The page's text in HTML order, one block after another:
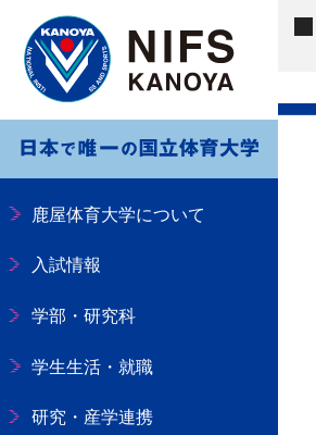
鹿屋体育大学について
入試情報
学部・研究科
学生生活・就職
研究・産学連携